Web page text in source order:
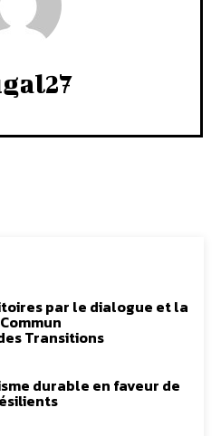
par le dialogue et la
Transitions
durable en faveur de